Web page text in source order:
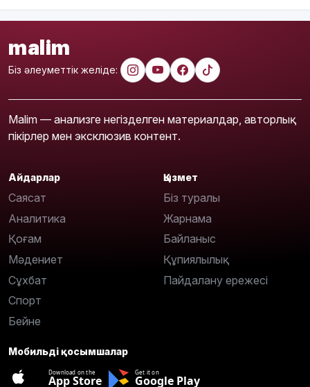
malim
Біз әлеуметтік желіде:
Malim — анализге негізделген материалдар, авторлық
пікірлер мен эксклюзив контент.
Айдарлар
Саясат
Аналитика
Қоғам
Мәдениет
Сұхбат
Спорт
Бейне
Қызмет
Біз туралы
Жарнама
Байланыс
Құпиялылық
Пайдалану ережесі
Мобильді қосымшалар
Download on the
App Store
Get it on
Google Play